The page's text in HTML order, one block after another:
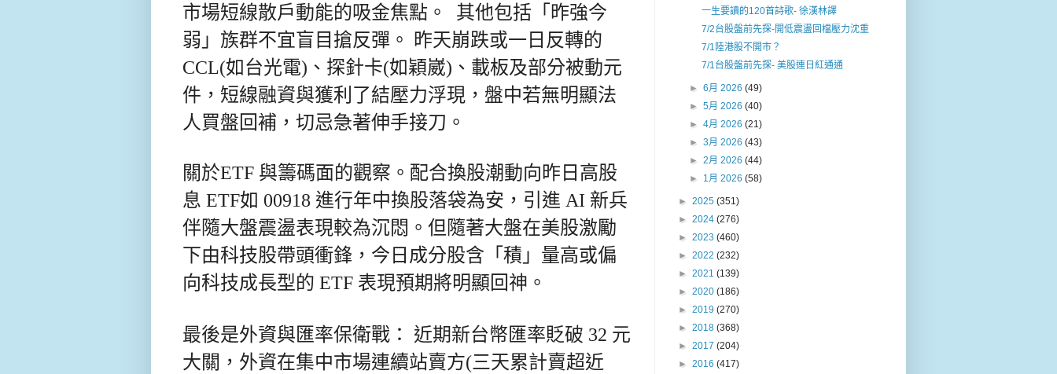
市場短線散戶動能的吸金焦點。 其他包括「昨強今
弱」族群不宜盲目搶反彈。 昨天崩跌或一日反轉的
CCL(如台光電)、探針卡(如穎崴)、載板及部分被動元
件，短線融資與獲利了結壓力浮現，盤中若無明顯法
人買盤回補，切忌急著伸手接刀。
關於ETF 與籌碼面的觀察。配合換股潮動向昨日高股
息 ETF如 00918 進行年中換股落袋為安，引進 AI 新兵
伴隨大盤震盪表現較為沉悶。但隨著大盤在美股激勵
下由科技股帶頭衝鋒，今日成分股含「積」量高或偏
向科技成長型的 ETF 表現預期將明顯回神。
最後是外資與匯率保衛戰： 近期新台幣匯率貶破 32 元
大關，外資在集中市場連續站賣方(三天累計賣超近
一生要讀的120首詩歌- 徐漢林譯
7/2台股盤前先探-開低震盪回檔壓力沈重
7/1陸港股不開巿？
7/1台股盤前先探- 美股連日紅通通
►6月 2026(49)
►5月 2026(40)
►4月 2026(21)
►3月 2026(43)
►2月 2026(44)
► 1月 2026(58)
► 2025 (351)
► 2024 (276)
► 2023 (460)
► 2022 (232)
► 2021 (139)
► 2020 (186)
► 2019 (270)
► 2018 (368)
► 2017 (204)
► 2016 (417)